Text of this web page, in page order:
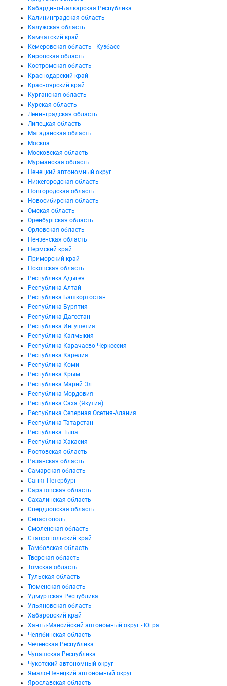
Кабардино-Балкарская Республика
Калининградская область
Калужская область
Камчатский край
Кемеровская область - Кузбасс
Кировская область
Костромская область
Краснодарский край
Красноярский край
Курганская область
Курская область
Ленинградская область
Липецкая область
Магаданская область
Москва
Московская область
Мурманская область
Ненецкий автономный округ
Нижегородская область
Новгородская область
Новосибирская область
Омская область
Оренбургская область
Орловская область
Пензенская область
Пермский край
Приморский край
Псковская область
Республика Адыгея
Республика Алтай
Республика Башкортостан
Республика Бурятия
Республика Дагестан
Республика Ингушетия
Республика Калмыкия
Республика Карачаево-Черкессия
Республика Карелия
Республика Коми
Республика Крым
Республика Марий Эл
Республика Мордовия
Республика Саха (Якутия)
Республика Северная Осетия-Алания
Республика Татарстан
Республика Тыва
Республика Хакасия
Ростовская область
Рязанская область
Самарская область
Санкт-Петербург
Саратовская область
Сахалинская область
Свердловская область
Севастополь
Смоленская область
Ставропольский край
Тамбовская область
Тверская область
Томская область
Тульская область
Тюменская область
Удмуртская Республика
Ульяновская область
Хабаровский край
Ханты-Мансийский автономный округ - Югра
Челябинская область
Чеченская Республика
Чувашская Республика
Чукотский автономный округ
Ямало-Ненецкий автономный округ
Ярославская область